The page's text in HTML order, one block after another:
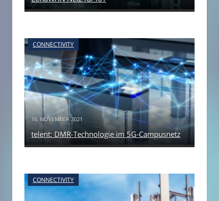
CONNECTIVITY
16. NOVEMBER 2021
telent: DMR-Technologie im 5G-Campusnetz
CONNECTIVITY